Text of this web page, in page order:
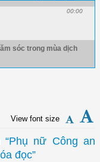
00:00
sóc trong mùa dịch
View font size
nữ Công an
đọc”